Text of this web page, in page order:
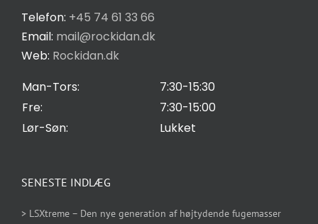
Telefon: +45 74 61 33 66
Email: mail@rockidan.dk
Web: Rockidan.dk
Man-Tors:
7:30-15:30
Fre:
7:30-15:00
Lør-Søn:
Lukket
Privatlivspolitik
Cookie Indstilling
SENESTE INDLÆG
> LSXtreme – Den nye generation af højtydende fugemasser